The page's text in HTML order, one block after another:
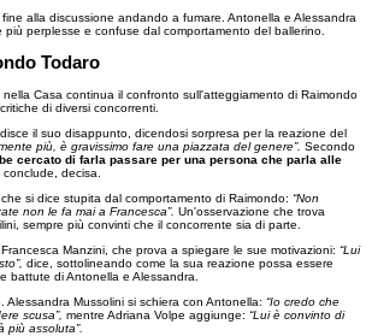
alla discussione andando a fumare. Antonella e Alessandra
più perplesse e confuse dal comportamento del ballerino.
Todaro
Casa continua il confronto sull'atteggiamento di Raimondo
di diversi concorrenti.
il suo disappunto, dicendosi sorpresa per la reazione del
più, è gravissimo fare una piazzata del genere”. Secondo
cercato di farla passare per una persona che parla alle
conclude, decisa.
si dice stupita dal comportamento di Raimondo: “Non
non le fa mai a Francesca”. Un'osservazione che trova
sempre più convinti che il concorrente sia di parte.
Manzini, che prova a spiegare le sue motivazioni: “Lui
dice, sottolineando come la sua reazione possa essere
battute di Antonella e Alessandra.
Alessandra Mussolini si schiera con Antonella: “Io credo che
scusa”, mentre Adriana Volpe aggiunge: “Lui è convinto di
più assoluta”.